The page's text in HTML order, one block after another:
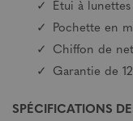
Étui à lunettes
Pochette en
Chiffon de
Garantie de
SPÉCIFICATIONS